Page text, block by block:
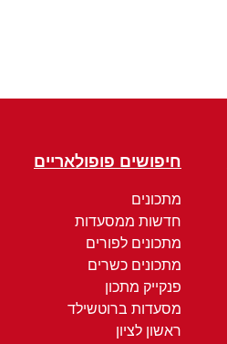
חיפושים פופולאריים
מתכונים
חדשות ממסעדות
מתכונים לפורים
מתכונים כשרים
פנקייק מתכון
מסעדות ברוטשילד
ראשון לציון